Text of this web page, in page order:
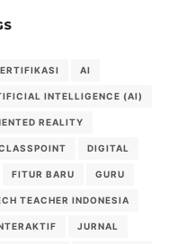
AI
INTELLIGENCE (AI)
REALITY
DIGITAL
FITUR BARU GURU
TEACHER INDONESIA
JURNAL